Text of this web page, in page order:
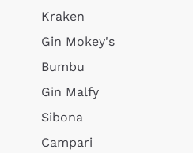
Kraken
Gin Mokey's
Bumbu
Gin Malfy
Sibona
Campari